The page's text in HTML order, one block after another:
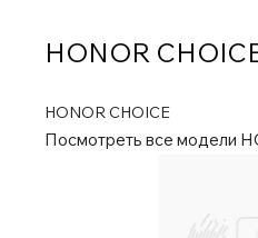
HONOR
HONOR CHOICE
Посмотреть все модели